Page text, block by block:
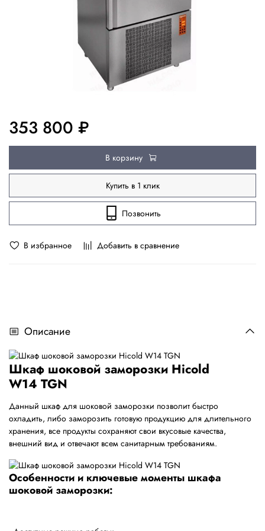
В избранное Добавить в сравнение
353 800 ₽
В корзину
Купить в 1 клик
Позвонить
Описание
Шкаф шоковой заморозки Hicold
W14 TGN
Данный шкаф для шоковой заморозки позволит быстро
охладить, либо заморозить готовую продукцию для длительного
хранения, все продукты сохраняют свои вкусовые качества,
внешний вид и отвечают всем санитарным требованиям.
Особенности и ключевые моменты шкафа
шоковой заморозки: